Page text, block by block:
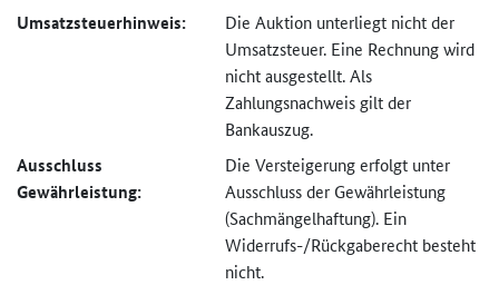
Umsatzsteuer­hinweis:
Die Auktion unterliegt nicht der
Umsatzsteuer. Eine Rechnung wird
nicht ausgestellt. Als
Zahlungsnachweis gilt der
Bankauszug.
Ausschluss
Gewährleistung:
Die Versteigerung erfolgt unter
Ausschluss der Gewährleistung
(Sachmängel­haftung). Ein
Widerrufs-/Rückgaberecht besteht
nicht.